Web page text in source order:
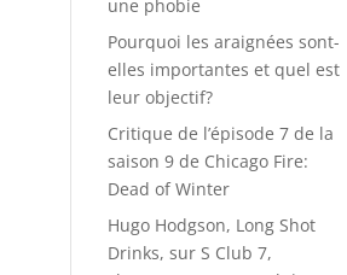
une phobie
Pourquoi les araignées sont-
elles importantes et quel est
leur objectif?
Critique de l’épisode 7 de la
saison 9 de Chicago Fire:
Dead of Winter
Hugo Hodgson, Long Shot
Drinks, sur S Club 7,